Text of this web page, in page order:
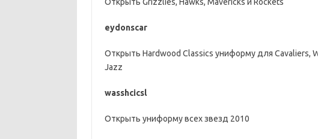
eydonscar
Открыть Hardwood Classics униформу для Cavaliers,
Jazz
wasshcicsl
Открыть униформу всех звезд 2010